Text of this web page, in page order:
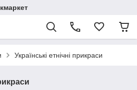
Українські етнічні прикраси